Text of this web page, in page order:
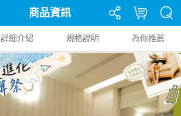
商品資訊
詳細介紹 規格說明 為你推薦